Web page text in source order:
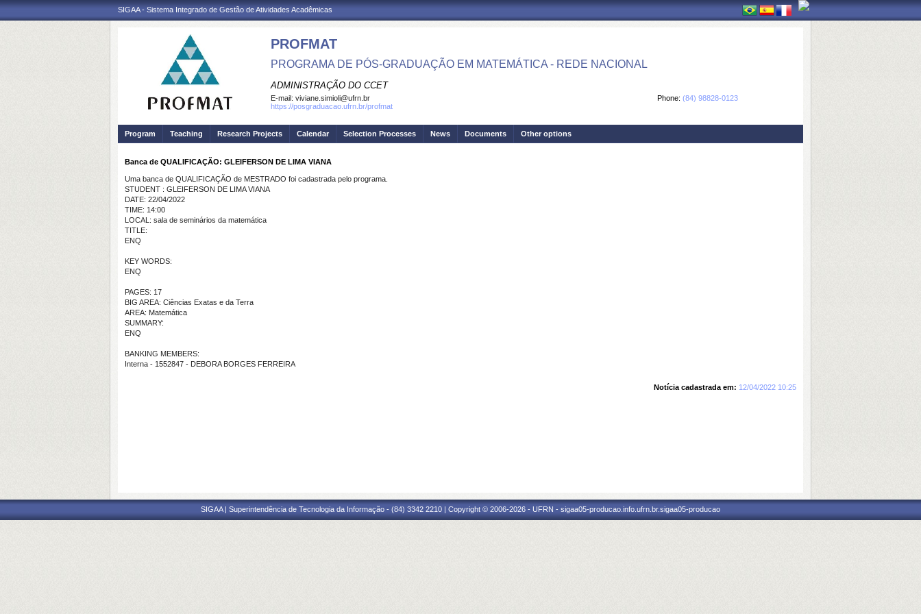
SIGAA - Sistema Integrado de Gestão de Atividades Acadêmicas
PROFMAT
PROGRAMA DE PÓS-GRADUAÇÃO EM MATEMÁTICA - REDE NACIONAL
ADMINISTRAÇÃO DO CCET
Phone: (84) 98828-0123
E-mail: viviane.simioli@ufrn.br
https://posgraduacao.ufrn.br/profmat
Program Teaching Research Projects Calendar Selection Processes News Documents Other options
Banca de QUALIFICAÇÃO: GLEIFERSON DE LIMA VIANA
Uma banca de QUALIFICAÇÃO de MESTRADO foi cadastrada pelo programa.
STUDENT : GLEIFERSON DE LIMA VIANA
DATE: 22/04/2022
TIME: 14:00
LOCAL: sala de seminários da matemática
TITLE:
ENQ
KEY WORDS:
ENQ
PAGES: 17
BIG AREA: Ciências Exatas e da Terra
AREA: Matemática
SUMMARY:
ENQ
BANKING MEMBERS:
Interna - 1552847 - DEBORA BORGES FERREIRA
Notícia cadastrada em: 12/04/2022 10:25
SIGAA | Superintendência de Tecnologia da Informação - (84) 3342 2210 | Copyright © 2006-2026 - UFRN - sigaa05-producao.info.ufrn.br.sigaa05-producao